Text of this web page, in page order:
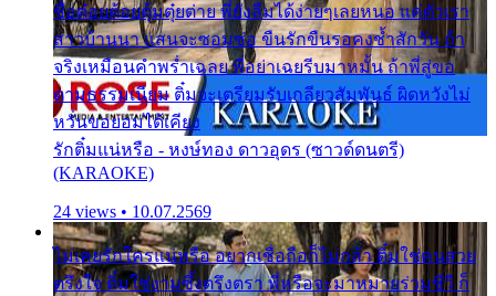
ชื่อต๋อยต้อยตุ้มตุ๋ยต่าย พี่ยังลืมได้ง่ายๆเลยหนอ แค่ตัวเรา
สาวบ้านนา แสนจะซอมซ่อ ขืนรักขืนรอคงช้ำสักวัน ถ้า
จริงเหมือนคำพร่ำเฉลย พี่อย่าเฉยรีบมาหมั้น ถ้าพี่สู่ขอ
ตามธรรมเนียม ติ๋มจะเตรียมรับเกลียวสัมพันธ์ ผิดหวังไม่
หวั่นขอยอมได้เคียง
รักติ๋มแน่หรือ - หงษ์ทอง ดาวอุดร (ซาวด์ดนตรี)
(KARAOKE)
24 views • 10.07.2569
ไม่เคยรักใครแน่หรือ อยากเชื่อถือก็ไม่กล้า ติ๋มใช่คนสวย
ตรึงใจ ติ๋มใช่งามซึ้งตรึงตรา พี่หรือจะมาหมายร่วมชีวี ก็